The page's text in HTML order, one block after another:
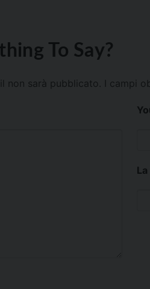
To Say?
non sarà pubblicato. I campi